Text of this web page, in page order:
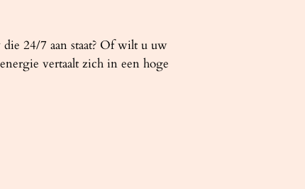
24/7 aan staat? Of wilt u uw
vertaalt zich in een hoge